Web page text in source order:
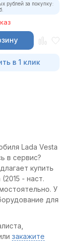
рублей за покупку:
в 1 клик
Lada Vesta
в сервис?
купить
- наст.
У
для
закажите